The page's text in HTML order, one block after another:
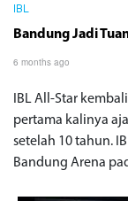
IBL
Bandung Jadi
6 months ago
IBL All-Star
pertama kalinya
setelah 10 tahun.
Bandung Arena